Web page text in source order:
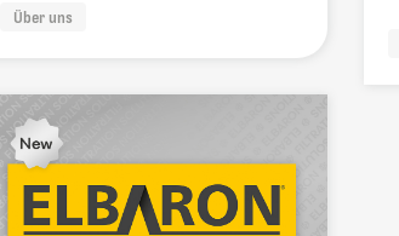
Über uns